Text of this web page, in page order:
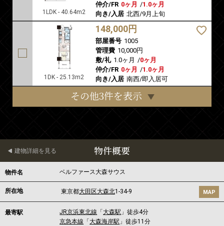
1LDK - 40.64m2
仲介/FR 0ヶ月 /1.0ヶ月
向き/入居 北西/9月上旬
1DK - 25.13m2
148,000円
部屋番号 1005
管理費 10,000円
敷/礼 1.0ヶ月 /0ヶ月
仲介/FR 0ヶ月 /1.0ヶ月
向き/入居 南西/即入居可
その他3件を表示
物件概要
建物詳細を見る
物件名 ベルファース大森サウス
所在地 東京都大田区大森北1-34-9 MAP
最寄駅 JR京浜東北線 「 大森駅 」徒歩4分
京急本線 「 大森海岸駅 」徒歩11分